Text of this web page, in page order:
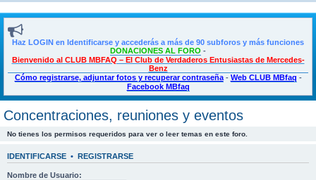
Haz LOGIN en Identificarse y accederás a más de 90 subforos y más funciones
DONACIONES AL FORO -
Bienvenido al CLUB MBFAQ – El Club de Verdaderos Entusiastas de Mercedes-
Benz
Cómo registrarse, adjuntar fotos y recuperar contraseña- Web CLUB MBfaq -
Facebook MBfaq
Concentraciones, reuniones y eventos
No tienes los permisos requeridos para ver o leer temas en este foro.
IDENTIFICARSE • REGISTRARSE
Nombre de Usuario: